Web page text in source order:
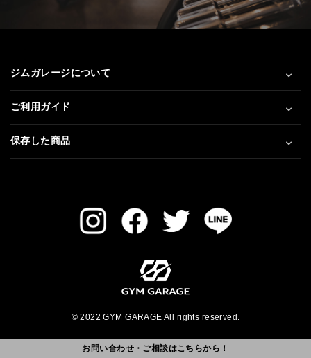
ジムガレージについて
ご利用ガイド
保存した商品
© 2022 GYM GARAGE All rights reserved.
お問い合わせ・ご相談はこちらから！